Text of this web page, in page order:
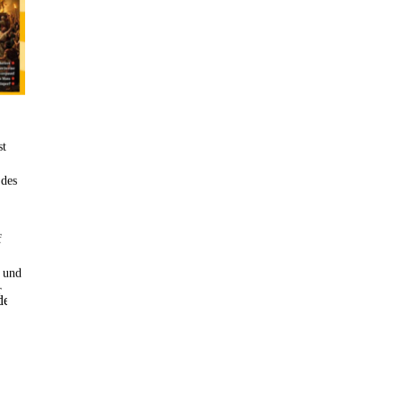
ihrer Arbeit
Philosophie
ganzheitlicher
Lieferfrist finden